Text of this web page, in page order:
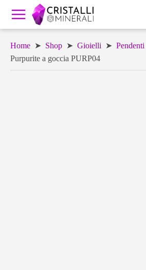
Home ➤ Shop ➤ Gioielli ➤ Pendenti
Purpurite a goccia PURP04